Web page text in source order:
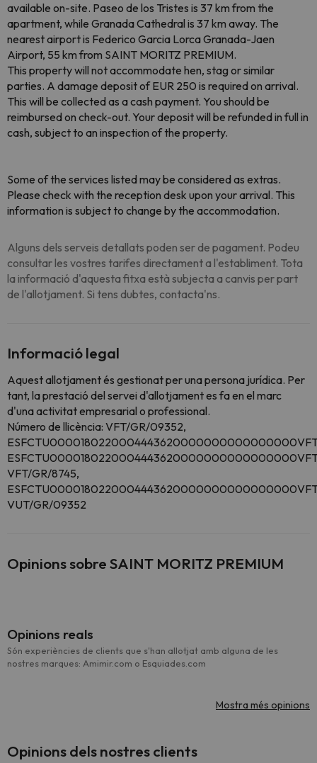
available on-site. Paseo de los Tristes is 37 km from the
apartment, while Granada Cathedral is 37 km away. The
nearest airport is Federico Garcia Lorca Granada-Jaen
Airport, 55 km from SAINT MORITZ PREMIUM.
This property will not accommodate hen, stag or similar
parties. A damage deposit of EUR 250 is required on arrival.
This will be collected as a cash payment. You should be
reimbursed on check-out. Your deposit will be refunded in full in
cash, subject to an inspection of the property.
Some of the services listed may be considered as extras.
Please check with the reception desk upon your arrival. This
information is subject to change by the accommodation.
Alguns dels serveis detallats poden ser de pagament. Podeu
consultar les vostres tarifes directament a l'establiment. Tota
la informació d'aquesta fitxa està subjecta a canvis per part
de l'allotjament. Si tens dubtes, contacta'ns.
Informació legal
Aquest allotjament és gestionat per una persona jurídica. Per
tant, la prestació del servei d'allotjament es fa en el marc
d'una activitat empresarial o professional.
Número de llicència: VFT/GR/09352,
VFT/GR/8745,
VUT/GR/09352
Opinions sobre SAINT MORITZ PREMIUM
Opinions reals
Són experiències de clients que s'han allotjat amb alguna de les
nostres marques: Amimir.com o Esquiades.com
Mostra més opinions
Opinions dels nostres clients